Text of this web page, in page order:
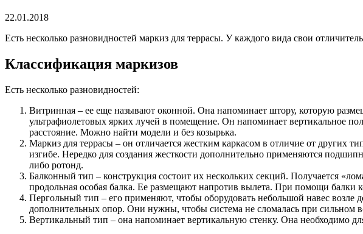
22.01.2018
Есть несколько разновидностей маркиз для террасы. У каждого вида свои
Классификация маркизов
Есть несколько разновидностей:
Витринная – ее еще называют оконной. Она напоминает штору, которую
ультрафиолетовых ярких лучей в помещение. Он напоминает вертикальное
расстояние. Можно найти модели и без козырька.
Маркиз для террасы – он отличается жестким каркасом в отличие от других
изгибе. Нередко для создания жесткости дополнительно применяются
либо ротонд.
Балконный тип – конструкция состоит их нескольких секций. Получается
продольная особая балка. Ее размещают напротив вылета. При помощи балки
Пергольный тип – его применяют, чтобы оборудовать небольшой навес возле
дополнительных опор. Они нужны, чтобы система не сломалась при сильном
Вертикальный тип – она напоминает вертикальную стенку. Она необходимо